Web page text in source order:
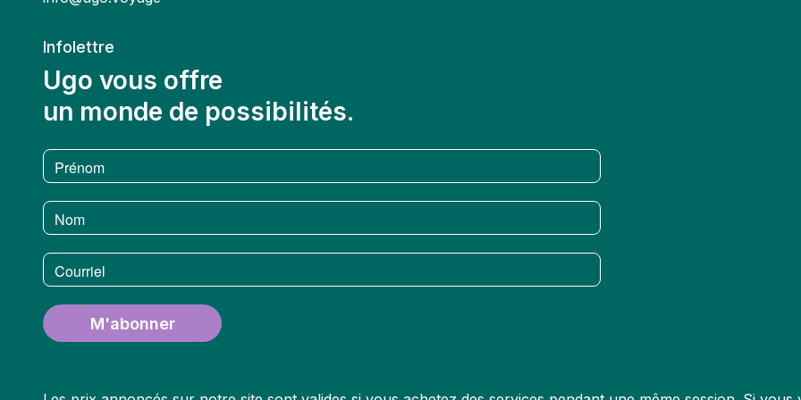
Infolettre
Ugo vous offre
un monde de possibilités.
Prénom
Nom
Courriel
M'abonner